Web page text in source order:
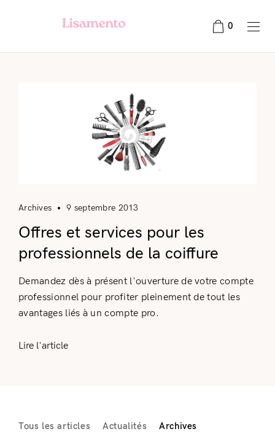
0
Archives 9 septembre 2013
Offres et services pour les
professionnels de la coiffure
Demandez dès à présent l'ouverture de votre compte
professionnel pour profiter pleinement de tout les
avantages liés à un compte pro.
Lire l'article
Tous les articles Actualités Archives